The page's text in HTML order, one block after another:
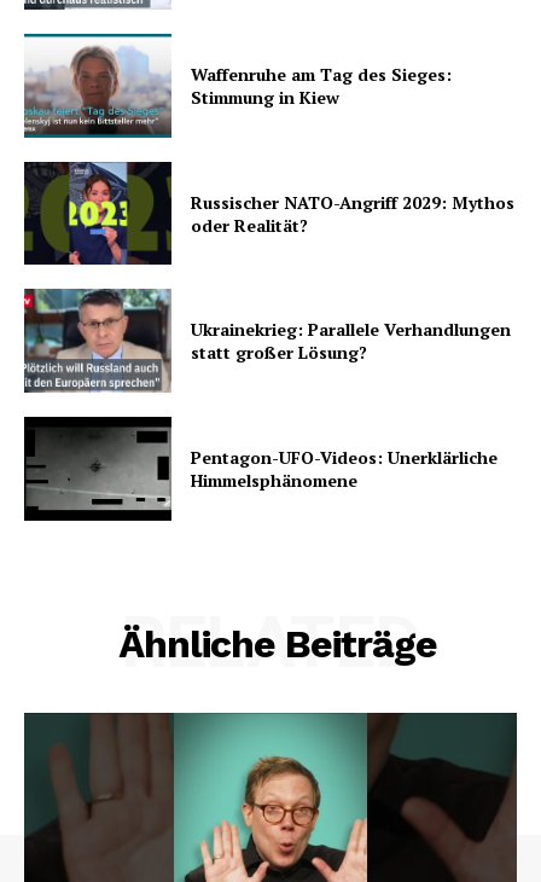
Waffenruhe am Tag des Sieges:
Stimmung in Kiew
Russischer NATO-Angriff 2029: Mythos
oder Realität?
Ukrainekrieg: Parallele Verhandlungen
statt großer Lösung?
Pentagon-UFO-Videos: Unerklärliche
Himmelsphänomene
Ähnliche Beiträge
RELATED